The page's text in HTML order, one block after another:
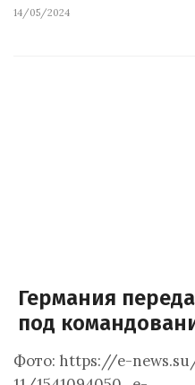
14/05/2024
Германия
под
Фото: https://e-